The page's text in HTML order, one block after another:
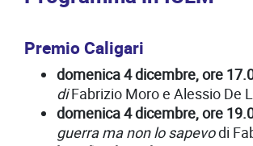
Premio Caligari
domenica 4 dicembre, ore
diFabrizio Moro e Alessio De
domenica 4 dicembre, ore
guerra ma non lo sapevodi